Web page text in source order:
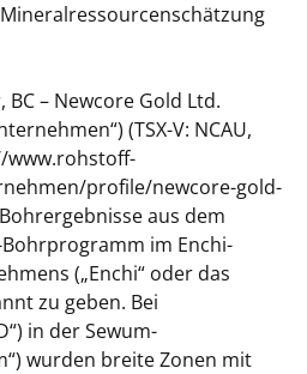
BC – Newcore Gold Ltd.
(TSX-V: NCAU,
www.rohstoff-
profile/newcore-gold-
aus dem
im Enchi-
(„Enchi“ oder das
zu geben. Bei
in der Sewum-
wurden breite Zonen mit